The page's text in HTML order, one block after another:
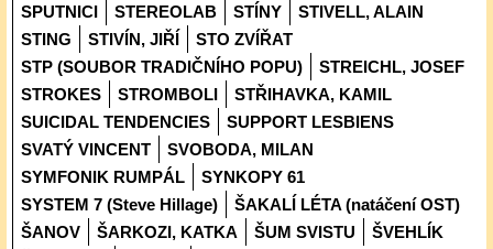
SPUTNICI
STEREOLAB STÍNY
STIVELL, ALAIN
STING
STIVÍN, JIŘÍ
STO ZVÍŘAT
STP (SOUBOR TRADIČNÍHO POPU)
STREICHL, JOSEF
STROKES
STROMBOLI
STŘIHAVKA, KAMIL
SUICIDAL TENDENCIES
SUPPORT LESBIENS
SVATÝ VINCENT
SVOBODA, MILAN
SYMFONIK RUMPÁL
SYNKOPY 61
SYSTEM 7 (Steve Hillage)
ŠAKALÍ LÉTA (natáčení OST)
ŠANOV
ŠARKOZI, KATKA ŠUM SVISTU
ŠVEHLÍK